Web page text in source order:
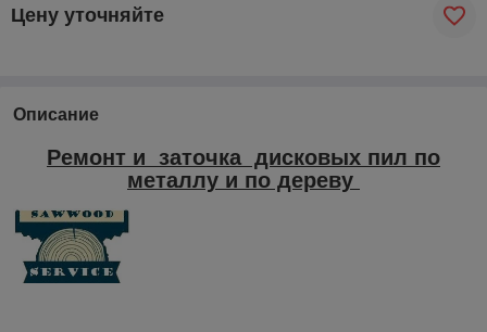
Цену уточняйте
Описание
Ремонт и заточка дисковых пил по
металлу и по дереву